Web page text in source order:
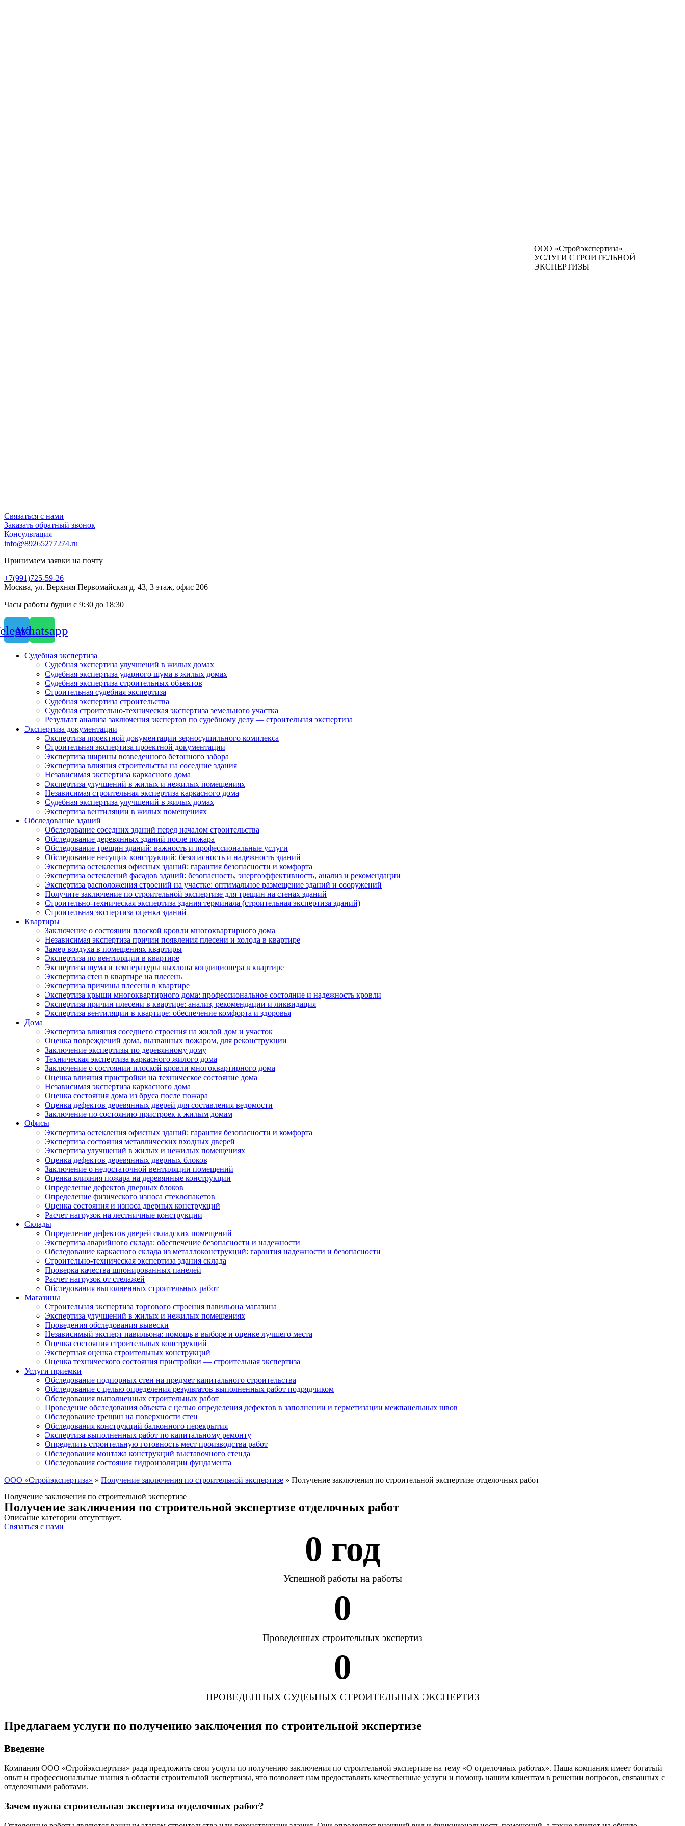
ООО «Стройэкспертиза»
УСЛУГИ СТРОИТЕЛЬНОЙ
ЭКСПЕРТИЗЫ
Связаться с нами
Заказать обратный звонок
Консультация
info@89265277274.ru
Принимаем заявки на почту
+7(991)725-59-26
Москва, ул. Верхняя Первомайская д. 43, 3 этаж, офис 206
Часы работы будни с 9:30 до 18:30
Whatsapp
Судебная экспертиза
Судебная экспертиза улучшений в жилых домах
Судебная экспертиза ударного шума в жилых домах
Судебная экспертиза строительных объектов
Строительная судебная экспертиза
Судебная экспертиза строительства
Судебная строительно-техническая экспертиза земельного участка
Результат анализа заключения экспертов по судебному делу — строительная экспертиза
Экспертиза документации
Экспертиза проектной документации зерносушильного комплекса
Строительная экспертиза проектной документации
Экспертиза ширины возведенного бетонного забора
Экспертиза влияния строительства на соседние здания
Независимая экспертиза каркасного дома
Экспертиза улучшений в жилых и нежилых помещениях
Независимая строительная экспертиза каркасного дома
Судебная экспертиза улучшений в жилых домах
Экспертиза вентиляции в жилых помещениях
Обследование зданий
Обследование соседних зданий перед началом строительства
Обследование деревянных зданий после пожара
Обследование трещин зданий: важность и профессиональные услуги
Обследование несущих конструкций: безопасность и надежность зданий
Экспертиза остекления офисных зданий: гарантия безопасности и комфорта
Экспертиза остеклений фасадов зданий: безопасность, энергоэффективность, анализ и рекомендации
Экспертиза расположения строений на участке: оптимальное размещение зданий и сооружений
Получите заключение по строительной экспертизе для трещин на стенах зданий
Строительно-техническая экспертиза здания терминала (строительная экспертиза зданий)
Строительная экспертиза оценка зданий
Квартиры
Заключение о состоянии плоской кровли многоквартирного дома
Независимая экспертиза причин появления плесени и холода в квартире
Замер воздуха в помещениях квартиры
Экспертиза по вентиляции в квартире
Экспертиза шума и температуры выхлопа кондиционера в квартире
Экспертиза стен в квартире на плесень
Экспертиза причины плесени в квартире
Экспертиза крыши многоквартирного дома: профессиональное состояние и надежность кровли
Экспертиза причин плесени в квартире: анализ, рекомендации и ликвидация
Экспертиза вентиляции в квартире: обеспечение комфорта и здоровья
Дома
Экспертиза влияния соседнего строения на жилой дом и участок
Оценка повреждений дома, вызванных пожаром, для реконструкции
Заключение экспертизы по деревянному дому
Техническая экспертиза каркасного жилого дома
Заключение о состоянии плоской кровли многоквартирного дома
Оценка влияния пристройки на техническое состояние дома
Независимая экспертиза каркасного дома
Оценка состояния дома из бруса после пожара
Оценка дефектов деревянных дверей для составления ведомости
Заключение по состоянию пристроек к жилым домам
Офисы
Экспертиза остекления офисных зданий: гарантия безопасности и комфорта
Экспертиза состояния металлических входных дверей
Экспертиза улучшений в жилых и нежилых помещениях
Оценка дефектов деревянных дверных блоков
Заключение о недостаточной вентиляции помещений
Оценка влияния пожара на деревянные конструкции
Определение дефектов дверных блоков
Определение физического износа стеклопакетов
Оценка состояния и износа дверных конструкций
Расчет нагрузок на лестничные конструкции
Склады
Определение дефектов дверей складских помещений
Экспертиза аварийного склада: обеспечение безопасности и надежности
Обследование каркасного склада из металлоконструкций: гарантия надежности и безопасности
Строительно-техническая экспертиза здания склада
Проверка качества шпонированных панелей
Расчет нагрузок от стелажей
Обследования выполненных строительных работ
Магазины
Строительная экспертиза торгового строения павильона магазина
Экспертиза улучшений в жилых и нежилых помещениях
Проведения обследования вывески
Независимый эксперт павильона: помощь в выборе и оценке лучшего места
Оценка состояния строительных конструкций
Экспертная оценка строительных конструкций
Оценка технического состояния пристройки — строительная экспертиза
Услуги приемки
Обследование подпорных стен на предмет капитального строительства
Обследование с целью определения результатов выполненных работ подрядчиком
Обследования выполненных строительных работ
Проведение обследования объекта с целью определения дефектов в заполнении и герметизации межпанельных швов
Обследование трещин на поверхности стен
Обследования конструкций балконного перекрытия
Экспертиза выполненных работ по капитальному ремонту
Определить строительную готовность мест производства работ
Обследования монтажа конструкций выставочного стенда
Обследования состояния гидроизоляции фундамента
ООО «Стройэкспертиза» » Получение заключения по строительной экспертизе » Получение заключения по строительной экспертизе отделочных работ
Получение заключения по строительной экспертизе
Получение заключения по строительной экспертизе отделочных работ
Описание категории отсутствует.
Связаться с нами
0 год
Успешной работы на работы
0
Проведенных строительных экспертиз
0
ПРОВЕДЕННЫХ СУДЕБНЫХ СТРОИТЕЛЬНЫХ ЭКСПЕРТИЗ
Предлагаем услуги по получению заключения по строительной экспертизе
Введение
Компания ООО «Стройэкспертиза» рада предложить свои услуги по получению заключения по строительной экспертизе на тему «О отделочных работах». Наша компания имеет богатый
опыт и профессиональные знания в области строительной экспертизы, что позволяет нам предоставлять качественные услуги и помощь нашим клиентам в решении вопросов, связанных с
отделочными работами.
Зачем нужна строительная экспертиза отделочных работ?